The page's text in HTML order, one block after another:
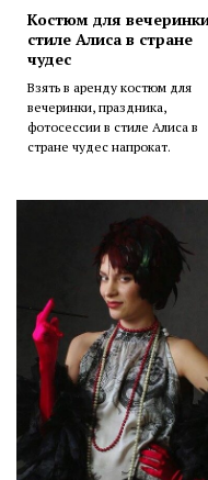
Костюм для
стиле Алиса в стране
чудес
Взять в аренду костюм для
вечеринки, праздника,
фотосессии в стиле Алиса в
стране чудес напрокат.